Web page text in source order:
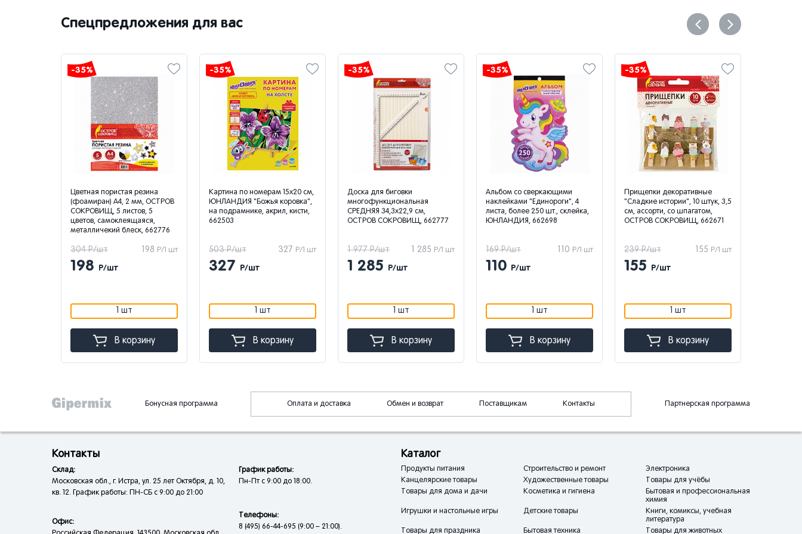
Спецпредложения для вас
-35%
Цветная пористая резина
(фоамиран) А4, 2 мм, ОСТРОВ
СОКРОВИЩ, 5 листов, 5
цветов, самоклеящаяся,
металличекий блеск, 662776
198 Р/1 шт
304 Р/шт
198 Р/шт
1 шт
В корзину
-35%
Картина по номерам 15х20 см,
ЮНЛАНДИЯ "Божья коровка",
на подрамнике, акрил, кисти,
662503
327 Р/1 шт
503 Р/шт
327 Р/шт
1 шт
В корзину
-35%
Доска для биговки
многофункциональная
СРЕДНЯЯ 34,3х22,9 см,
ОСТРОВ СОКРОВИЩ, 662777
1 285 Р/1 шт
1 977 Р/шт
1 285 Р/шт
1 шт
В корзину
-35%
Альбом со сверкающими
наклейками "Единороги", 4
листа, более 250 шт., склейка,
ЮНЛАНДИЯ, 662698
110 Р/1 шт
169 Р/шт
110 Р/шт
1 шт
В корзину
-35%
Прищепки декоративные
"Сладкие истории", 10 штук, 3,5
см, ассорти, со шпагатом,
ОСТРОВ СОКРОВИЩ, 662671
155 Р/1 шт
239 Р/шт
155 Р/шт
1 шт
В корзину
Бонусная программа Оплата и доставка Обмен и возврат Поставщикам Контакты Партнерская программа
Контакты
Склад:
Московская обл., г. Истра, ул. 25 лет Октября, д. 10,
кв. 12. График работы: ПН-СБ с 9:00 до 21:00
Офис:
График работы:
Пн-Пт с 9:00 до 18:00.
Телефоны:
8 (495) 66-44-695 (9:00 – 21:00).
Каталог
Продукты питания Строительство и ремонт
Электроника
Канцелярские товары
Художественные товары
Товары для учёбы
Товары для дома и дачи
Косметика и гигиена
Бытовая и профессиональная
химия
Игрушки и настольные игры
Детские товары
Книги, комиксы, учебная
литература
Товары для праздника
Бытовая техника Товары для животных